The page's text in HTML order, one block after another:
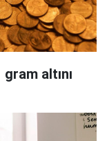
altını